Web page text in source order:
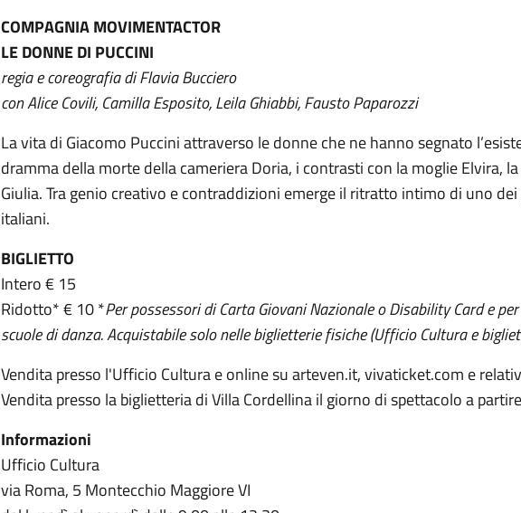
COMPAGNIA MOVIMENTACTOR
LE DONNE DI PUCCINI
regia e coreografia di Flavia Bucciero
con Alice Covili, Camilla Esposito, Leila Ghiabbi, Fausto Paparozzi
La vita di Giacomo Puccini attraverso le donne che ne hanno segnato
dramma della morte della cameriera Doria, i contrasti con la moglie Elvira,
Giulia. Tra genio creativo e contraddizioni emerge il ritratto intimo di uno
italiani.
BIGLIETTO
Intero € 15
Ridotto* € 10 *Per possessori di Carta Giovani Nazionale o Disability Card e
scuole di danza.Acquistabile solo nelle biglietterie fisiche (Ufficio Cultura e
Vendita presso l'Ufficio Cultura e online su arteven.it, vivaticket.com e
Vendita presso la biglietteria di Villa Cordellina il giorno di spettacolo a
Informazioni
Ufficio Cultura
via Roma, 5 Montecchio Maggiore VI